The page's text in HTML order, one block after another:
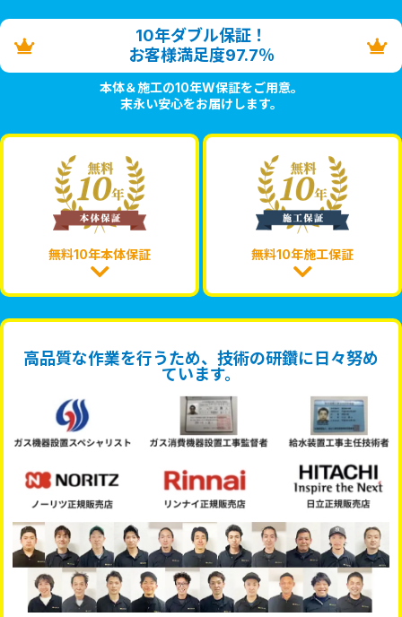
10年ダブル保証！
お客様満足度97.7％
本体＆施工の10年W保証をご用意。
末永い安心をお届けします。
無料10年本体保証 無料10年施工保証
高品質な作業を行うため、技術の研鑽に日々努め
ています。